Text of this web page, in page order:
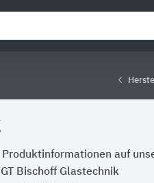
auf
Bischoff Glastechnik